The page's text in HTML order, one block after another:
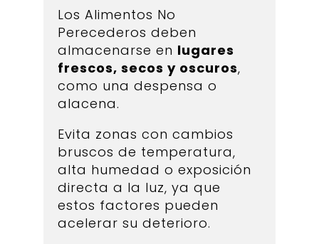
Los Alimentos No
Perecederos deben
almacenarse en lugares
frescos, secos y oscuros,
como una despensa o
alacena.
Evita zonas con cambios
bruscos de temperatura,
alta humedad o exposición
directa a la luz, ya que
estos factores pueden
acelerar su deterioro.